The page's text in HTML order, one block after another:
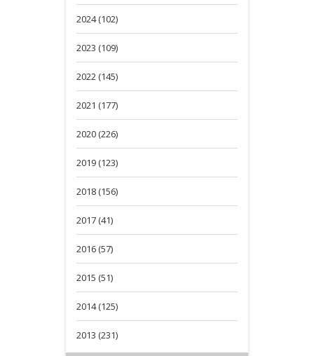
2024 (102)
2023 (109)
2022 (145)
2021 (177)
2020 (226)
2019 (123)
2018 (156)
2017 (41)
2016 (57)
2015 (51)
2014 (125)
2013 (231)